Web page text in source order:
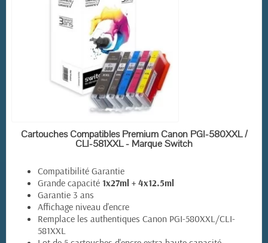
EN STOCK
Cartouches Compatibles Premium Canon PGI-580XXL /
CLI-581XXL - Marque Switch
Compatibilité Garantie
Grande capacité 1x27ml + 4x12.5ml
Garantie 3 ans
Affichage niveau d'encre
Remplace les authentiques Canon PGI-580XXL/CLI-
581XXL